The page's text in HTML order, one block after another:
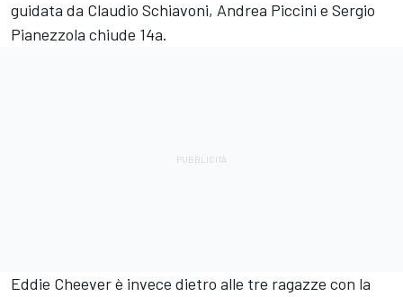
guidata da Claudio Schiavoni, Andrea Piccini e Sergio
Pianezzola chiude 14a.
Eddie Cheever è invece dietro alle tre ragazze con la